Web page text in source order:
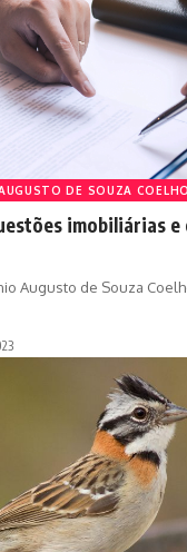
DE SOUZA COELHO
imobiliárias
Augusto de Souza